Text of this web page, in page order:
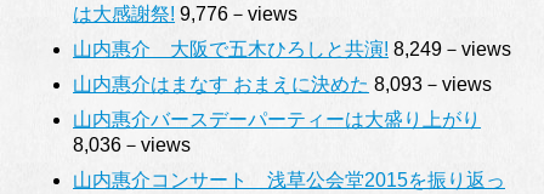
は大感謝祭! 9,776－views
山内惠介 大阪で五木ひろしと共演! 8,249－views
山内惠介はまなす おまえに決めた 8,093－views
山内惠介バースデーパーティーは大盛り上がり
8,036－views
山内惠介コンサート 浅草公会堂2015を振り返っ